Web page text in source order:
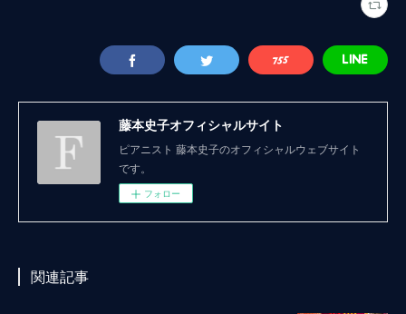
藤本史子オフィシャルサイト
ピアニスト 藤本史子のオフィシャルウェブサイト
です。
フォロー
関連記事